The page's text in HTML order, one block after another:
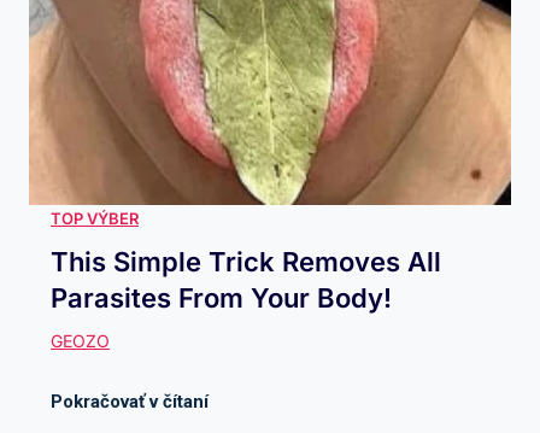
This Simple Trick Removes All
Parasites From Your Body!